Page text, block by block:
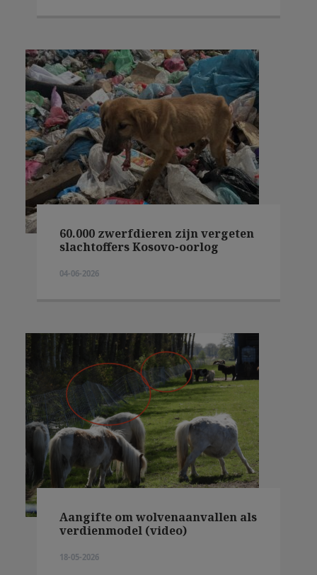
60.000 zwerfdieren zijn vergeten
slachtoffers Kosovo-oorlog
04-06-2026
Aangifte om wolvenaanvallen als
verdienmodel (video)
18-05-2026